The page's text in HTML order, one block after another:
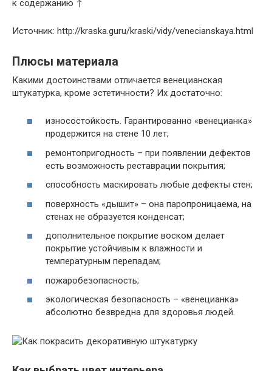
к содержанию ↑
Источник: http://kraska.guru/kraski/vidy/venecianskaya.html
Плюсы материала
Какими достоинствами отличается венецианская
штукатурка, кроме эстетичности? Их достаточно:
износостойкость. Гарантированно «венецианка»
продержится на стене 10 лет;
ремонтопригодность – при появлении дефектов
есть возможность реставрации покрытия;
способность маскировать любые дефекты стен;
поверхность «дышит» – она паропроницаема, на
стенах не образуется конденсат;
дополнительное покрытие воском делает
покрытие устойчивым к влажности и
температурным перепадам;
пожаробезопасность;
экологическая безопасность – «венецианка»
абсолютно безвредна для здоровья людей.